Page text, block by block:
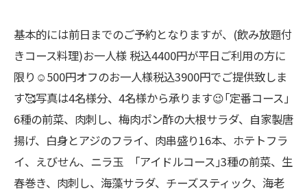
基本的には前日までのご予約となりますが、(飲み放題付
きコース料理)お一人様 税込4400円が平日ご利用の方に
限り☺️500円オフのお一人様税込3900円でご提供致しま
す🥰写真は4名様分、4名様から承ります😉｢定番コース｣
6種の前菜、肉刺し、梅肉ポン酢の大根サラダ、自家製唐
揚げ、白身とアジのフライ、肉串盛り16本、ホテトフラ
イ、えびせん、ニラ玉 ｢アイドルコース｣3種の前菜、生
春巻き、肉刺し、海藻サラダ、チーズスティック、海老